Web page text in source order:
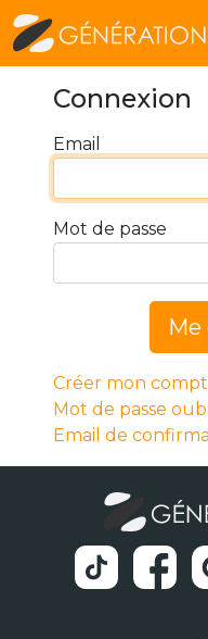
Connexion
Email
Mot de passe
Créer mon
Mot de passe
Email de